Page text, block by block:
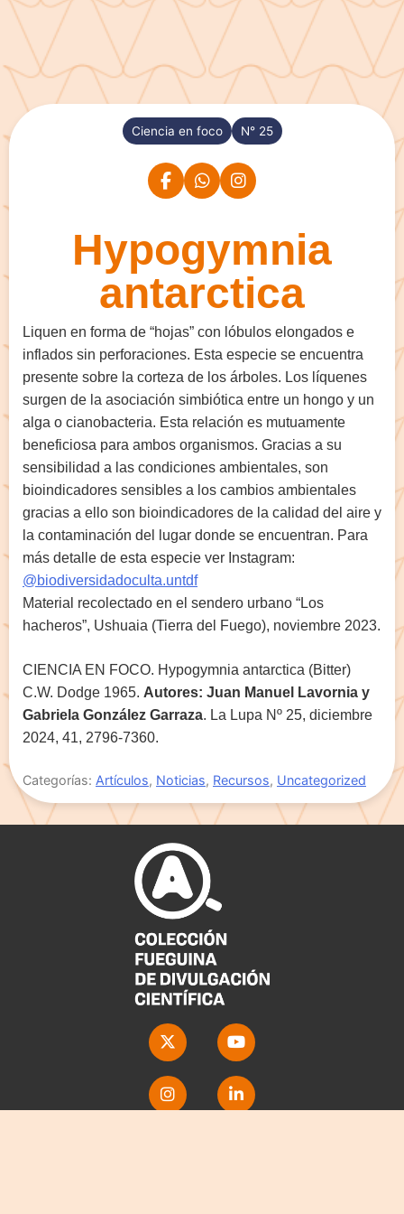
Ciencia en foco N° 25
Hypogymnia
antarctica
Liquen en forma de “hojas” con lóbulos elongados e
inflados sin perforaciones. Esta especie se encuentra
presente sobre la corteza de los árboles. Los líquenes
surgen de la asociación simbiótica entre un hongo y un
alga o cianobacteria. Esta relación es mutuamente
beneficiosa para ambos organismos. Gracias a su
sensibilidad a las condiciones ambientales, son
bioindicadores sensibles a los cambios ambientales
gracias a ello son bioindicadores de la calidad del aire y
la contaminación del lugar donde se encuentran. Para
más detalle de esta especie ver Instagram:
@biodiversidadoculta.untdf
Material recolectado en el sendero urbano “Los
hacheros”, Ushuaia (Tierra del Fuego), noviembre 2023.
CIENCIA EN FOCO. Hypogymnia antarctica (Bitter)
C.W. Dodge 1965. Autores: Juan Manuel Lavornia y
Gabriela González Garraza. La Lupa Nº 25, diciembre
2024, 41, 2796-7360.
Categorías: Artículos, Noticias, Recursos, Uncategorized